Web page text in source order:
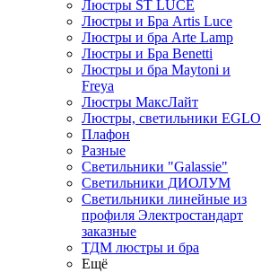
Люстры ST LUCE
Люстры и Бра Artis Luce
Люстры и бра Arte Lamp
Люстры и Бра Benetti
Люстры и бра Maytoni и
Freya
Люстры МаксЛайт
Люстры, светильники EGLO
Плафон
Разные
Светильники "Galassie"
Светильники ДИОЛУМ
Светильники линейные из
профиля Электростандарт
заказные
ТДМ люстры и бра
Ещё